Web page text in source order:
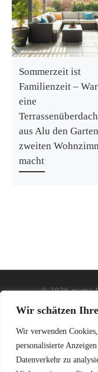
Wir schätzen
Wir verwenden
personalisierte
Datenverkehr zu
Sommerzeit ist
Familienzeit –
eine
aus Alu den
zweiten
macht
© 2026